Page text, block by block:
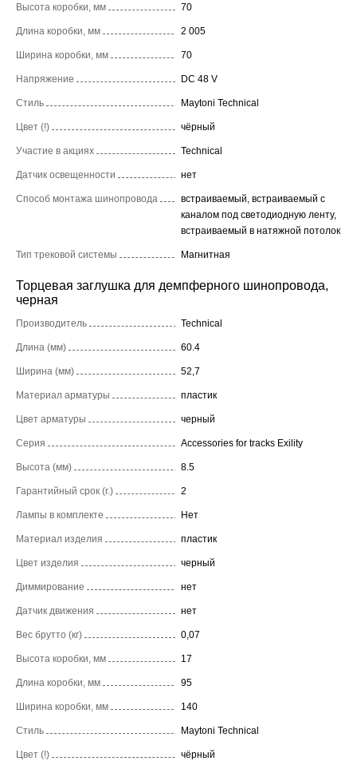
Высота коробки, мм 70
Длина коробки, мм 2 005
Ширина коробки, мм 70
Напряжение DC 48 V
Стиль Maytoni Technical
Цвет (!) чёрный
Участие в акциях Technical
Датчик освещенности нет
Способ монтажа шинопровода
встраиваемый, встраиваемый с
каналом под светодиодную ленту,
встраиваемый в натяжной потолок
Тип трековой системы Магнитная
Торцевая заглушка для демпферного шинопровода,
черная
Производитель Technical
Длина (мм) 60.4
Ширина (мм) 52,7
Материал арматуры пластик
Цвет арматуры черный
Серия Accessories for tracks Exility
Высота (мм) 8.5
Гарантийный срок (г.) 2
Лампы в комплекте Нет
Материал изделия пластик
Цвет изделия черный
Диммирование нет
Датчик движения нет
Вес брутто (кг) 0,07
Высота коробки, мм 17
Длина коробки, мм 95
Ширина коробки, мм 140
Стиль Maytoni Technical
Цвет (!) чёрный